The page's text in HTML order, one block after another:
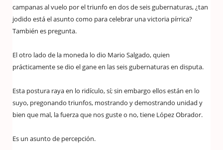
campanas al vuelo por el triunfo en dos de seis gubernaturas, ¿tan
jodido está el asunto como para celebrar una victoria pírrica?
También es pregunta.
El otro lado de la moneda lo dio Mario Salgado, quien
prácticamente se dio el gane en las seis gubernaturas en disputa.
Esta postura raya en lo ridículo, sí; sin embargo ellos están en lo
suyo, pregonando triunfos, mostrando y demostrando unidad y
bien que mal, la fuerza que nos guste o no, tiene López Obrador.
Es un asunto de percepción.